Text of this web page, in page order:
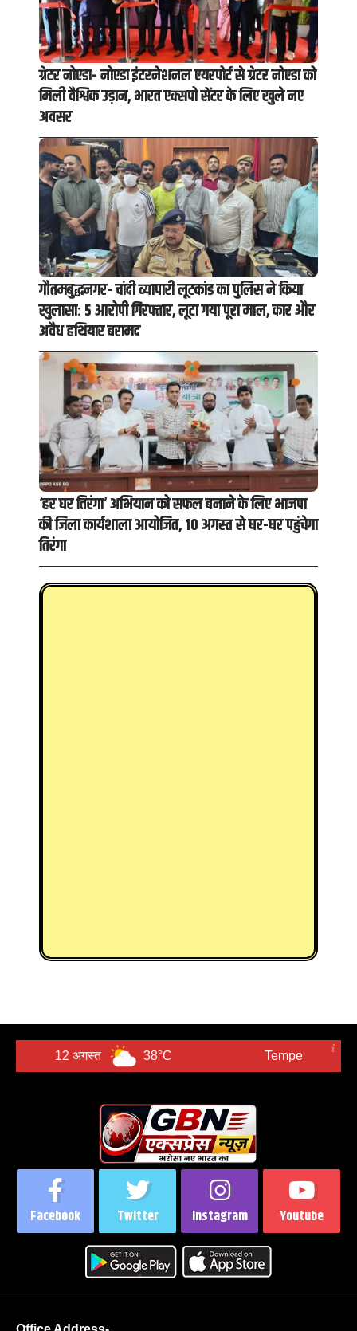
ग्रेटर नोएडा- नोएडा इंटरनेशनल एयरपोर्ट से ग्रेटर नोएडा को
मिली वैश्विक उड़ान, भारत एक्सपो सेंटर के लिए खुले नए
अवसर
गौतमबुद्धनगर- चांदी व्यापारी लूटकांड का पुलिस ने किया
खुलासा: 5 आरोपी गिरफ्तार, लूटा गया पूरा माल, कार और
अवैध हथियार बरामद
‘हर घर तिरंगा’ अभियान को सफल बनाने के लिए भाजपा
की जिला कार्यशाला आयोजित, 10 अगस्त से घर-घर पहुंचेगा
तिरंगा
38°C
Facebook Twitter Instagram Youtube